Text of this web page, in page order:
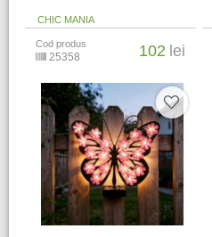
CHIC MANIA
Cod produs
25358 102 lei